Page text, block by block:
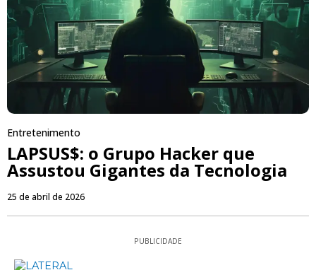
Entretenimento
LAPSUS$: o Grupo Hacker que
Assustou Gigantes da Tecnologia
25 de abril de 2026
PUBLICIDADE